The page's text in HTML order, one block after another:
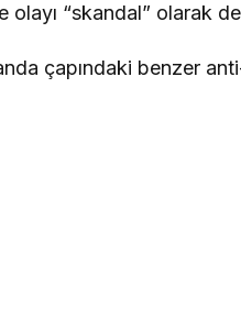
olayı “skandal” olarak
çapındaki benzer